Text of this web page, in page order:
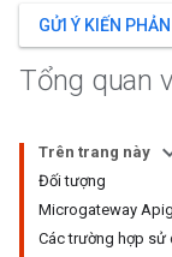
GỬI Ý KIẾN PHẢN
Tổng quan
Trên trang này
Đối tượng
Microgateway
Các trường hợp sử